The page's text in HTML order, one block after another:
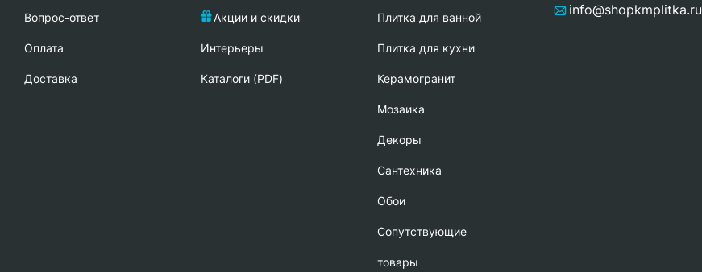
Вопрос-ответ
Oплата
Доставка
Акции и скидки
Интерьеры
Каталоги (PDF)
Плитка для ванной
Плитка для кухни
Керамогранит
Мозаика
Декоры
Сантехника
Обои
Сопутствующие
товары
info@shopkmplitka.ru